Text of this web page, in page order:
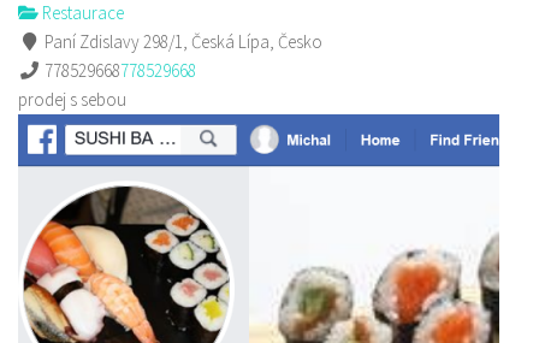
Restaurace
Paní Zdislavy 298/1, Česká Lípa, Česko
778529668778529668
prodej s sebou